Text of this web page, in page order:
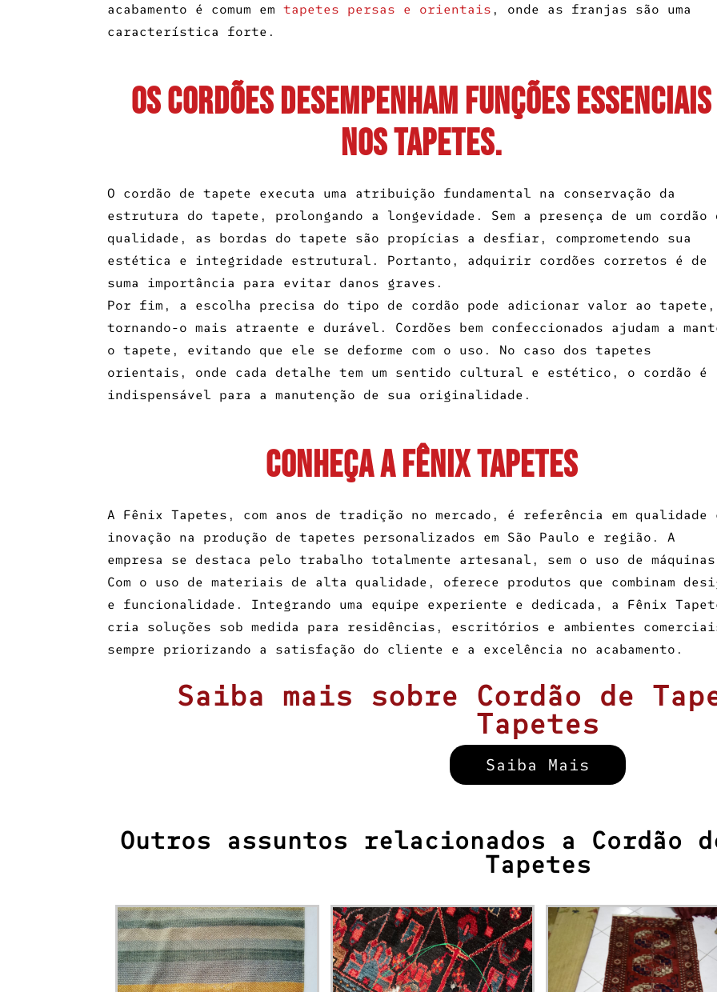
acabamento é comum emtapetes persas e orientais , onde as franjas são uma
característica forte.
Os cordões desempenham funções essenciais
nos tapetes.
O cordão de tapete executa uma atribuição fundamental na conservação da
estrutura do tapete, prolongando a longevidade. Sem a presença de um cordão
qualidade, as bordas do tapete são propícias a desfiar, comprometendo sua
estética e integridade estrutural. Portanto, adquirir cordões corretos é de
suma importância para evitar danos graves.
Por fim, a escolha precisa do tipo de cordão pode adicionar valor ao tapete,
tornando-o mais atraente e durável. Cordões bem confeccionados ajudam a
o tapete, evitando que ele se deforme com o uso. No caso dos tapetes
orientais, onde cada detalhe tem um sentido cultural e estético, o cordão é
indispensável para a manutenção de sua originalidade.
CONHEÇA A FÊNIX TAPETES
A Fênix Tapetes, com anos de tradição no mercado, é referência em qualidade
inovação na produção de tapetes personalizados em São Paulo e região. A
empresa se destaca pelo trabalho totalmente artesanal, sem o uso de
Com o uso de materiais de alta qualidade, oferece produtos que combinam
e funcionalidade. Integrando uma equipe experiente e dedicada, a Fênix
cria soluções sob medida para residências, escritórios e ambientes
sempre priorizando a satisfação do cliente e a excelência no acabamento.
Saiba mais sobre Cordão de
Tapetes
Saiba Mais
Outros assuntos relacionados a Cordão
Tapetes